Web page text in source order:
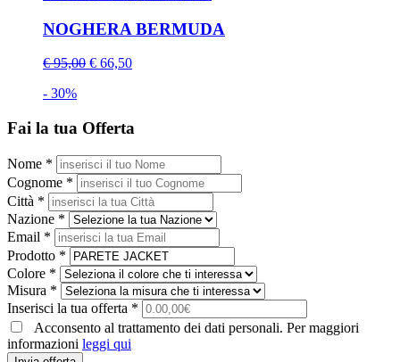
NOGHERA BERMUDA
€ 95,00 € 66,50
- 30%
Fai la tua Offerta
Nome *
Cognome *
Città *
Nazione *
Email *
Prodotto *
Colore *
Misura *
Inserisci la tua offerta *
Acconsento al trattamento dei dati personali. Per maggiori
informazioni leggi qui